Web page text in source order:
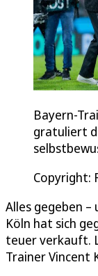
Bayern-
gratuliert
Copyright:
Alles gegeben –
Köln hat sich
teuer verkauft.
Trainer Vincent